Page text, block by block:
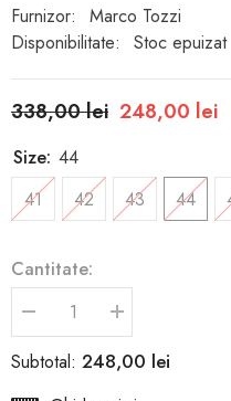
Furnizor:
Marco Tozzi
Disponibilitate:
Stoc epuizat
338,00 lei 248,00 lei
Size: 44
41
42 43 44
Cantitate:
Reduceți
cantitatea
pentru
Papuci
Creșteți
cantitatea
pentru
Papuci
Subtotal: 248,00 lei